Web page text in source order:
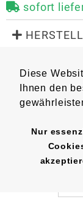
Diese
Ihnen den
Nur
sofort
Hersteller
Globus
Krefelder Str.
info@globus-
Artikel 8090
© 2025